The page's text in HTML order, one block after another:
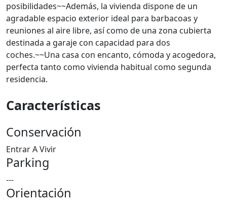
posibilidades~~Además, la vivienda dispone de un
agradable espacio exterior ideal para barbacoas y
reuniones al aire libre, así como de una zona cubierta
destinada a garaje con capacidad para dos
coches.~~Una casa con encanto, cómoda y acogedora,
perfecta tanto como vivienda habitual como segunda
residencia.
Características
Conservación
Entrar A Vivir
Parking
---
Orientación